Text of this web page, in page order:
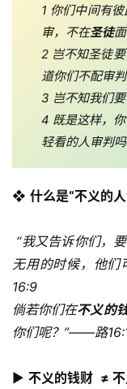
1 你们中间有
审，不在圣徒
2 岂不知圣徒
道你们不配审
3 岂不知我们
4 既是这样，
轻看的人审判吗
❖ 什么是“不义的
“我又告诉你们，
无用的时候，他
16:9
倘若你们在不义的
你们呢？”——路
▶︎ 不义的钱财  ≠